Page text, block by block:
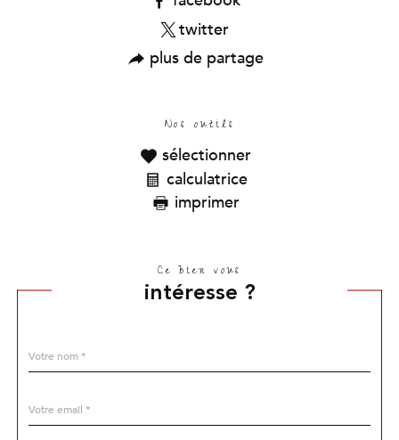
twitter
plus de partage
Nos outils
sélectionner
calculatrice
imprimer
Ce bien vous
intéresse ?
par
*
*